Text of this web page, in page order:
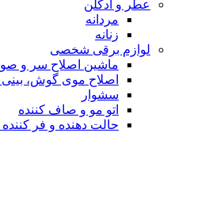
عطر و ادکلن
مردانه
زنانه
لوازم برقی شخصی
ماشین اصلاح سر و
اصلاح موی گوش، بینی
سشوار
اتو مو و صاف کننده
حالت دهنده و فر